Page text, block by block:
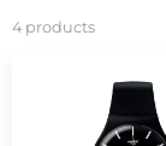
4 products